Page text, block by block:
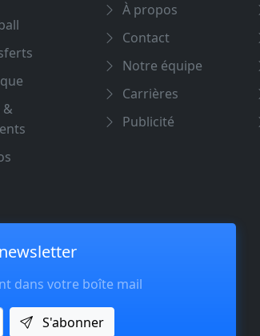
&
À propos
Contact
Notre équipe
Carrières
Publicité
dans votre boîte mail
S'abonner